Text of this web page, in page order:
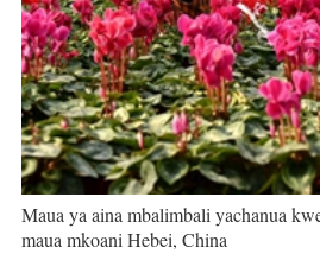
Maua ya aina mbalimbali yachanua
maua mkoani Hebei, China